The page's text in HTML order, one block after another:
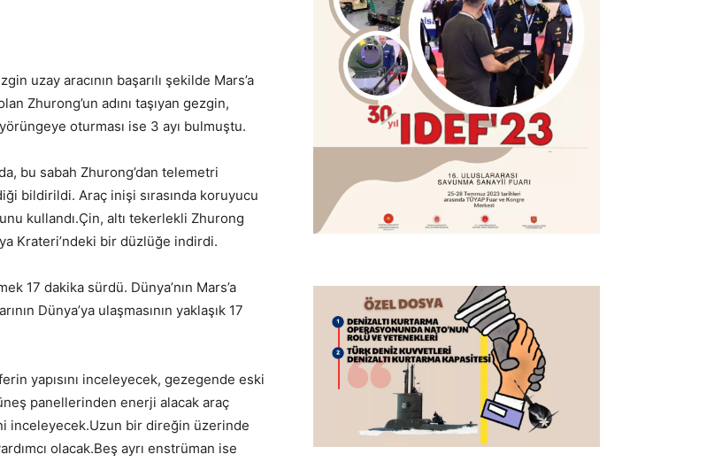
uzay aracının başarılı şekilde Mars’a
Zhurong’un adını taşıyan gezgin,
oturması ise 3 ayı bulmuştu.
bu sabah Zhurong’dan telemetri
bildirildi. Araç inişi sırasında koruyucu
kullandı.Çin, altı tekerlekli Zhurong
Krateri’ndeki bir düzlüğe indirdi.
17 dakika sürdü. Dünya’nın Mars’a
Dünya’ya ulaşmasının yaklaşık 17
yapısını inceleyecek, gezegende eski
panellerinden enerji alacak araç
inceleyecek.Uzun bir direğin üzerinde
olacak.Beş ayrı enstrüman ise